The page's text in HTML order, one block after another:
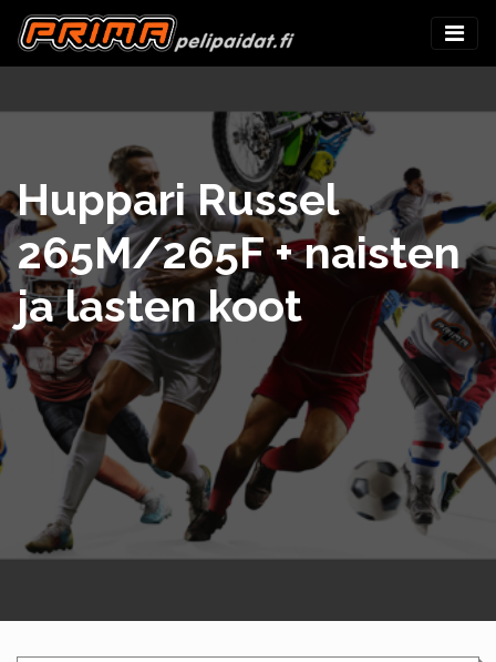
Huppari Russel
265M/265F + naisten
ja lasten koot